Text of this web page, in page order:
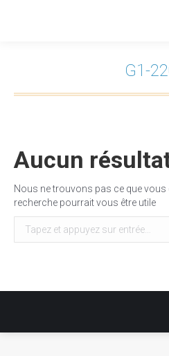
G1-
Aucun
Nous ne trouvons pas ce que vous
recherche pourrait vous être utile
Recherche